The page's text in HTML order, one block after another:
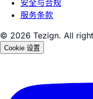
安全与合规
服务条款
© 2026 Tezign. All
Cookie 设置